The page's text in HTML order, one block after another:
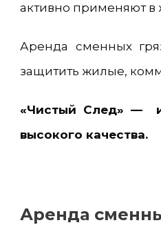
активно применяют в
Аренда сменных
защитить жилые,
«Чистый След» —
высокого качества.
Аренда